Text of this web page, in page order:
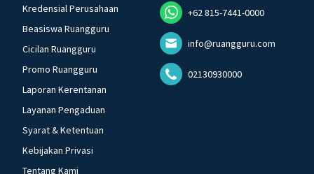
Kredensial Perusahaan
Beasiswa Ruangguru
Cicilan Ruangguru
Promo Ruangguru
Laporan Kerentanan
Layanan Pengaduan
Syarat & Ketentuan
Kebijakan Privasi
Tentang Kami
+62 815-7441-0000
info@ruangguru.com
02130930000